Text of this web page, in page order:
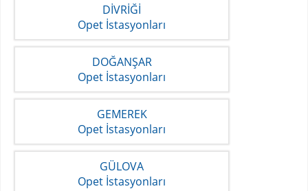
DİVRİĞİ
Opet İstasyonları
DOĞANŞAR
Opet İstasyonları
GEMEREK
Opet İstasyonları
GÜLOVA
Opet İstasyonları